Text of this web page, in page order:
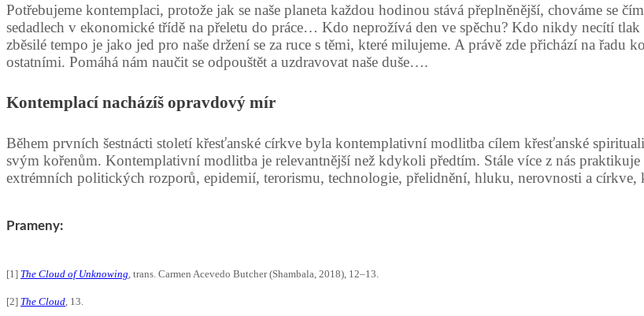
Potřebujeme kontemplaci, protože jak se naše planeta každou hodinou stává přeplněnější, chováme se
sedadlech v ekonomické třídě na přeletu do práce… Kdo neprožívá den ve spěchu? Kdo nikdy necítí
zběsilé tempo je jako jed pro naše držení se za ruce s těmi, které milujeme. A právě zde přichází na řadu
ostatními. Pomáhá nám naučit se odpouštět a uzdravovat naše duše….
Kontemplací nacházíš opravdový mír
Během prvních šestnácti století křesťanské církve byla kontemplativní modlitba cílem křesťanské
svým kořenům. Kontemplativní modlitba je relevantnější než kdykoli předtím. Stále více z nás
extrémních politických rozporů, epidemií, terorismu, technologie, přelidnění, hluku, nerovnosti a církve,
Prameny:
[1] The Cloud of Unknowing , trans. Carmen Acevedo Butcher (Shambala, 2018), 12–13.
[2] The Cloud , 13.